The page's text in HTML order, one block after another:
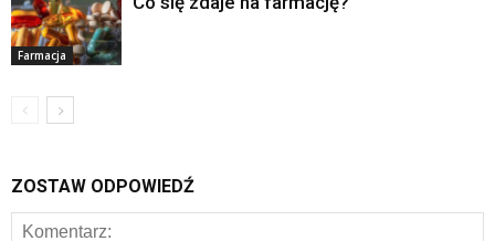
Farmacja
ZOSTAW ODPOWIEDŹ